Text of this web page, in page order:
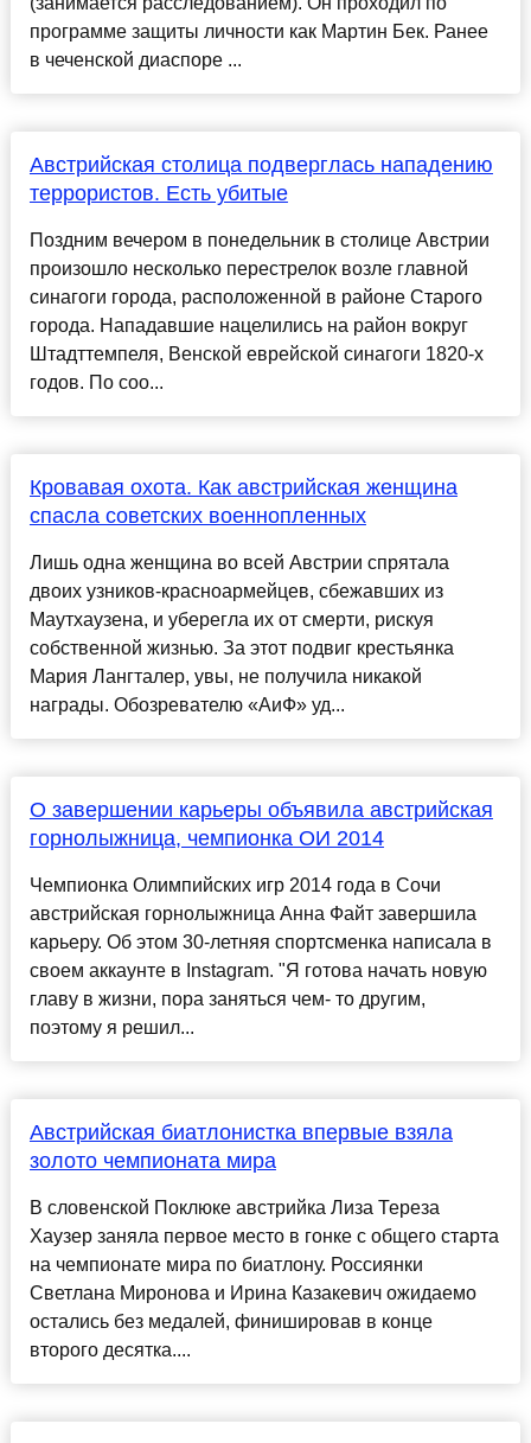
программе защиты личности как Мартин Бек. Ранее
в чеченской диаспоре ...
Австрийская столица подверглась нападению
террористов. Есть убитые
Поздним вечером в понедельник в столице Австрии
произошло несколько перестрелок возле главной
синагоги города, расположенной в районе Старого
города. Нападавшие нацелились на район вокруг
Штадттемпеля, Венской еврейской синагоги 1820-х
годов. По соо...
Кровавая охота. Как австрийская женщина
спасла советских военнопленных
Лишь одна женщина во всей Австрии спрятала
двоих узников-красноармейцев, сбежавших из
Маутхаузена, и уберегла их от смерти, рискуя
собственной жизнью. За этот подвиг крестьянка
Мария Лангталер, увы, не получила никакой
награды. Обозревателю «АиФ» уд...
О завершении карьеры объявила австрийская
горнолыжница, чемпионка ОИ 2014
Чемпионка Олимпийских игр 2014 года в Сочи
австрийская горнолыжница Анна Файт завершила
карьеру. Об этом 30-летняя спортсменка написала в
своем аккаунте в Instagram. "Я готова начать новую
главу в жизни, пора заняться чем- то другим,
поэтому я решил...
Австрийская биатлонистка впервые взяла
золото чемпионата мира
В словенской Поклюке австрийка Лиза Тереза
Хаузер заняла первое место в гонке с общего старта
на чемпионате мира по биатлону. Россиянки
Светлана Миронова и Ирина Казакевич ожидаемо
остались без медалей, финишировав в конце
второго десятка....